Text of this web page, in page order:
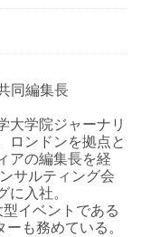
同編集長
大学院ジャーナリ
ロンドンを拠点と
アの編集長を経
サルティング会
に入社。
イベントである
も務めている。